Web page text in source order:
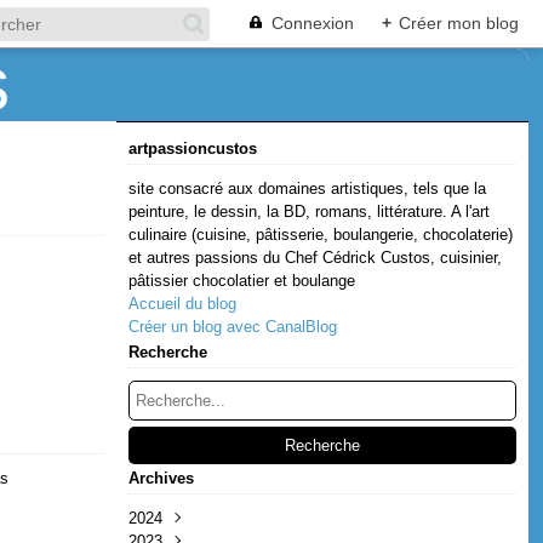
Connexion + Créer mon blog
artpassioncustos
site consacré aux domaines artistiques, tels que la
peinture, le dessin, la BD, romans, littérature. A l'art
culinaire (cuisine, pâtisserie, boulangerie, chocolaterie)
et autres passions du Chef Cédrick Custos, cuisinier,
pâtissier chocolatier et boulange
Accueil du blog
Créer un blog avec CanalBlog
Recherche
Archives
2024